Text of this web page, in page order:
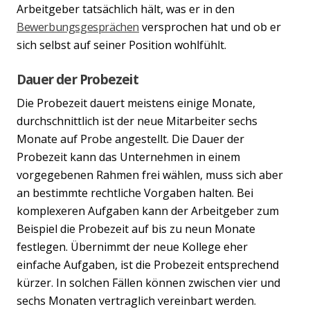
Arbeitgeber tatsächlich hält, was er in den
Bewerbungsgesprächen versprochen hat und ob er
sich selbst auf seiner Position wohlfühlt.
Dauer der Probezeit
Die Probezeit dauert meistens einige Monate,
durchschnittlich ist der neue Mitarbeiter sechs
Monate auf Probe angestellt. Die Dauer der
Probezeit kann das Unternehmen in einem
vorgegebenen Rahmen frei wählen, muss sich aber
an bestimmte rechtliche Vorgaben halten. Bei
komplexeren Aufgaben kann der Arbeitgeber zum
Beispiel die Probezeit auf bis zu neun Monate
festlegen. Übernimmt der neue Kollege eher
einfache Aufgaben, ist die Probezeit entsprechend
kürzer. In solchen Fällen können zwischen vier und
sechs Monaten vertraglich vereinbart werden.